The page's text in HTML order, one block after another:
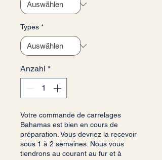
Types *
Anzahl *
Votre commande de carrelages
Bahamas est bien en cours de
préparation. Vous devriez la recevoir
sous 1 à 2 semaines. Nous vous
tiendrons au courant au fur et à